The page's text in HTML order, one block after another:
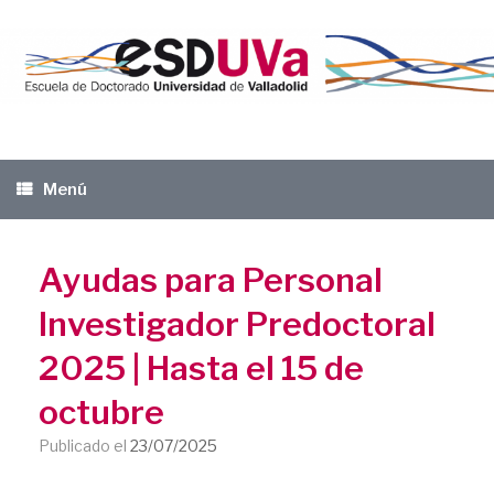
contenido
Menú
Ayudas para Personal
Investigador Predoctoral
2025 | Hasta el 15 de
octubre
Publicado el 23/07/2025